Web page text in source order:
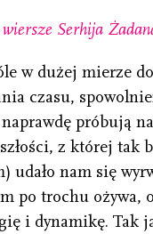
wiersze Serhija
w dużej mierze
czasu,
naprawdę próbują
z której tak
udało nam się
po trochu ożywa,
i dynamikę. Tak